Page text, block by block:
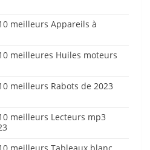
meilleurs Appareils à
meilleures Huiles moteurs
meilleurs Rabots de 2023
meilleurs Lecteurs mp3